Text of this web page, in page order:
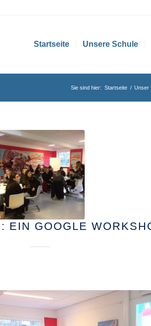
Startseite Unsere Schule
Sie sind hier: Startseite / Unser
EIN GOOGLE